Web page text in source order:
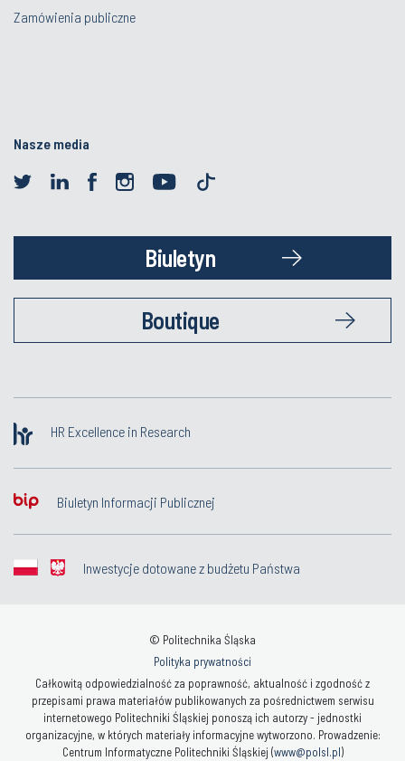
Zamówienia publiczne
Nasze media
Biuletyn
Boutique
HR Excellence in Research
Biuletyn Informacji Publicznej
Inwestycje dotowane z budżetu Państwa
© Politechnika Śląska
Polityka prywatności
Całkowitą odpowiedzialność za poprawność, aktualność i zgodność z
przepisami prawa materiałów publikowanych za pośrednictwem serwisu
internetowego Politechniki Śląskiej ponoszą ich autorzy - jednostki
organizacyjne, w których materiały informacyjne wytworzono. Prowadzenie:
Centrum Informatyczne Politechniki Śląskiej (www@polsl.pl)